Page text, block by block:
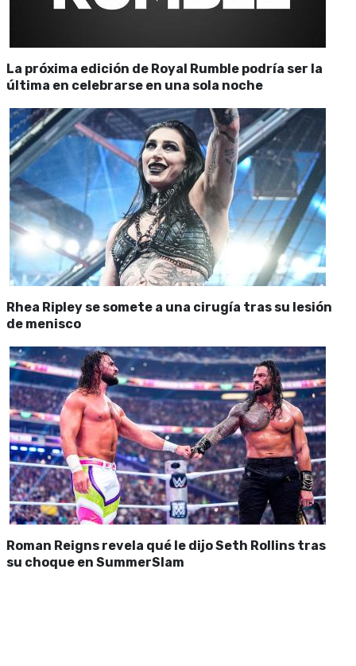
La próxima edición de Royal Rumble podría ser la
última en celebrarse en una sola noche
Rhea Ripley se somete a una cirugía tras su lesión
de menisco
Roman Reigns revela qué le dijo Seth Rollins tras
su choque en SummerSlam